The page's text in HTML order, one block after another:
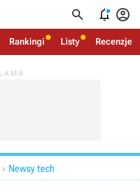
  
Rankingi Listy Recenzje
 Newsy tech